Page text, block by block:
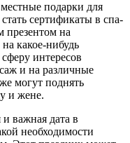
подарки для
сертификаты в спа-
презентом на
какое-нибудь
интересов
и на различные
могут поднять
и жене.
и важная дата в
необходимости